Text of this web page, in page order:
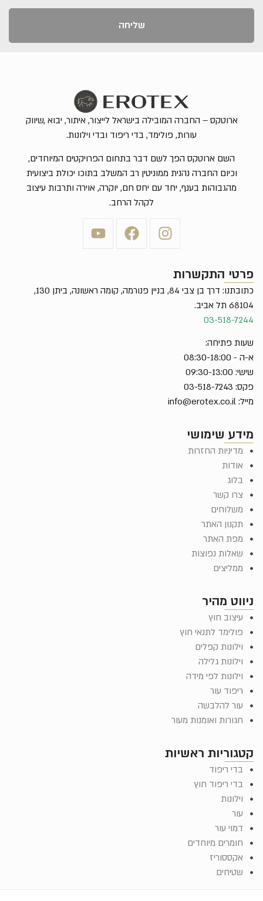
שליחה
קטגוריות ראשיות
בדי ריפוד
בדי ריפוד חוץ
וילונות
עור
דמוי עור
חומרים מיוחדים
אקססוריז
שטיחים
ניווט מהיר
עיצוב חוץ
פולימד לתנאי חוץ
וילונות קפלים
וילונות גלילה
וילונות לפי מידה
ריפוד עור
עור להלבשה
חגורות ואומנות מעור
מידע שימושי
מדיניות החזרות
אודות
בלוג
צרו קשר
משלוחים
תקנון האתר
מפת האתר
שאלות נפוצות
ממליצים
פרטי התקשרות
כתובתנו: דרך בן צבי 84, בניין פנורמה, קומה ראשונה, ביתן 130,
68104 תל אביב.
03-518-7244
שעות פתיחה:
א-ה - 08:30-18:00
שישי: 09:30-13:00
פקס: 03-518-7243
מייל: info@erotex.co.il
ארוטקס – החברה המובילה בישראל לייצור, איתור, יבוא ,שיווק
עורות, פולימד, בדי ריפוד ובדי וילונות.
השם ארוטקס הפך לשם דבר בתחום הפרויקטים המיוחדים,
וכיום החברה נהנית ממוניטין רב המשלב בתוכו יכולת ביצועית
מהגבוהות בענף, יחד עם יחס חם, יוקרה, אוירה ותרבות עיצוב
לקהל הרחב.